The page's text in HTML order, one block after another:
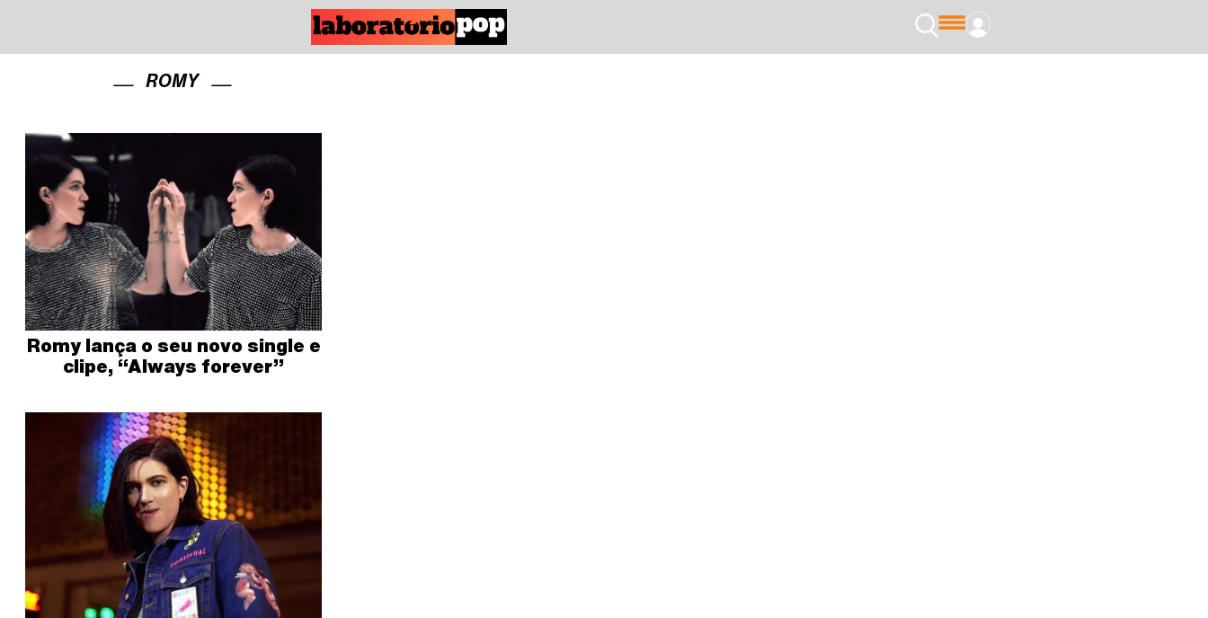
ROMY
Romy lança o seu novo single e
clipe, “Always forever”